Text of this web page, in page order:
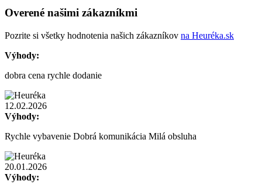
Overené našimi zákazníkmi
Pozrite si všetky hodnotenia našich zákazníkov na Heuréka.sk
Výhody:
dobra cena rychle dodanie
12.02.2026
Výhody:
Rychle vybavenie Dobrá komunikácia Milá obsluha
20.01.2026
Výhody: